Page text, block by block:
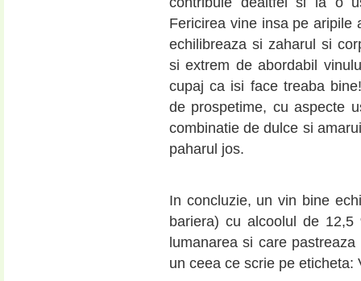
Fericirea vine insa pe aripile
echilibreaza si zaharul si
si extrem de abordabil
cupaj ca isi face treaba
de prospetime, cu aspecte
combinatie de dulce si
paharul jos.
In concluzie, un vin bine
bariera) cu alcoolul de
lumanarea si care
un ceea ce scrie pe eticheta: